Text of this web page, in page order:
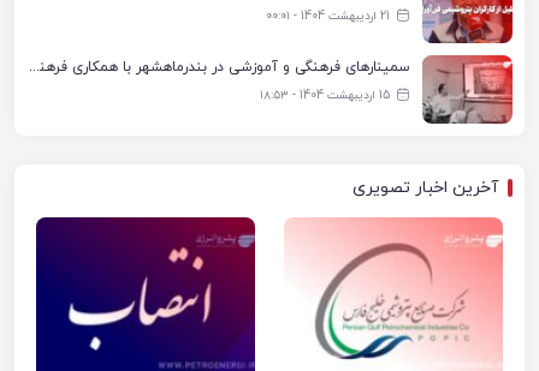
21 اردیبهشت 1404 - ۰۰:۰۱
سمینارهای فرهنگی و آموزشی در بندرماهشهر با همکاری فرهنگ‌سرای پتروشیمی مارون
15 اردیبهشت 1404 - ۱۸:۵۳
آخرین اخبار تصویری